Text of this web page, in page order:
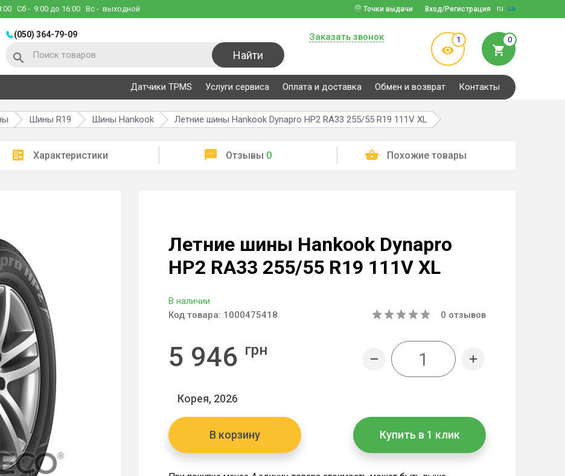
Сб - 9:00 до 16:00 Вс - выходной ru ua
Вход/Регистрация
Точки выдачи
(050) 364-79-09
Найти
Заказать звонок 1 0
Датчики TPMS Услуги сервиса Оплата и доставка Обмен и возврат Контакты
Шины R19 Шины Hankook Летние шины Hankook Dynapro HP2 RA33 255/55 R19 111V XL
Характеристики Отзывы 0 Похожие товары
Летние шины Hankook Dynapro
HP2 RA33 255/55 R19 111V XL
В наличии
Код товара: 1000475418 0 отзывов
5 946 грн
Корея, 2026
В корзину Купить в 1 клик